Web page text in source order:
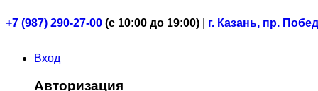
+7 (987) 290-27-00 (с 10:00 до 19:00) г. Казань, пр.
Вход
Авторизация